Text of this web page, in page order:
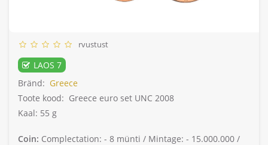
rvustust
LAOS 7
Bränd: Greece
Toote kood: Greece euro set UNC 2008
Kaal: 55 g
Coin: Complectation: - 8 münti / Mintage: - 15.000.000 /